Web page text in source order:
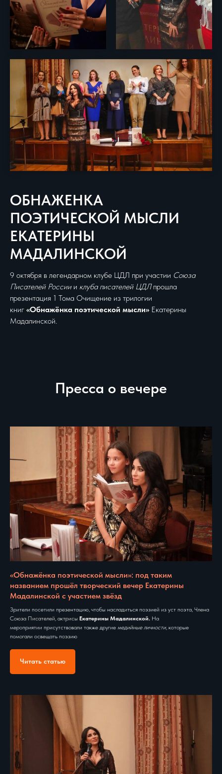
ОБНАЖЕНКА
ПОЭТИЧЕСКОЙ МЫСЛИ
ЕКАТЕРИНЫ
МАДАЛИНСКОЙ
9 октября в легендарном клубе ЦДЛ при участии Союза
Писателей Россиии клуба писателей ЦДЛпрошла
презентация 1 Тома Очищение из трилогии
книг «Обнажёнка поэтической мысли» Екатерины
Мадалинской.
Пресса о вечере
«Обнажёнка поэтической мысли»: под таким
названием прошёл творческий вечер Екатерины
Мадалинской с участием звёзд
Зрители посетили презентацию, чтобы насладиться поэзией из уст поэта, Члена
Союза Писателей, актрисы Екатерины Мадалинской. На
мероприятии присутствовали также другие медийные личности, которые
помогали освещать поэзию
Читать статью